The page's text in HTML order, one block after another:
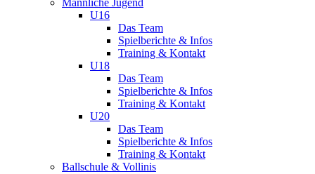
Männliche Jugend
U16
Das Team
Spielberichte & Infos
Training & Kontakt
U18
Das Team
Spielberichte & Infos
Training & Kontakt
U20
Das Team
Spielberichte & Infos
Training & Kontakt
Ballschule & Vollinis